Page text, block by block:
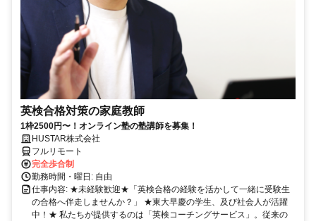
英検合格対策の家庭教師
1枠2500円〜！オンライン塾の塾講師を募集！
HUSTAR株式会社
フルリモート
完全歩合制
勤務時間・曜日: 自由
仕事内容: ★未経験歓迎★「英検合格の経験を活かして一緒に受験生
の合格へ伴走しませんか？」 ★東大早慶の学生、及び社会人が活躍
中！★ 私たちが提供するのは「英検コーチングサービス」。従来の